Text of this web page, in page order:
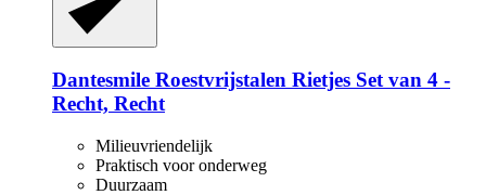
Dantesmile Roestvrijstalen Rietjes Set van 4 -​
Recht, Recht
Milieuvriendelijk
Praktisch voor onderweg
Duurzaam